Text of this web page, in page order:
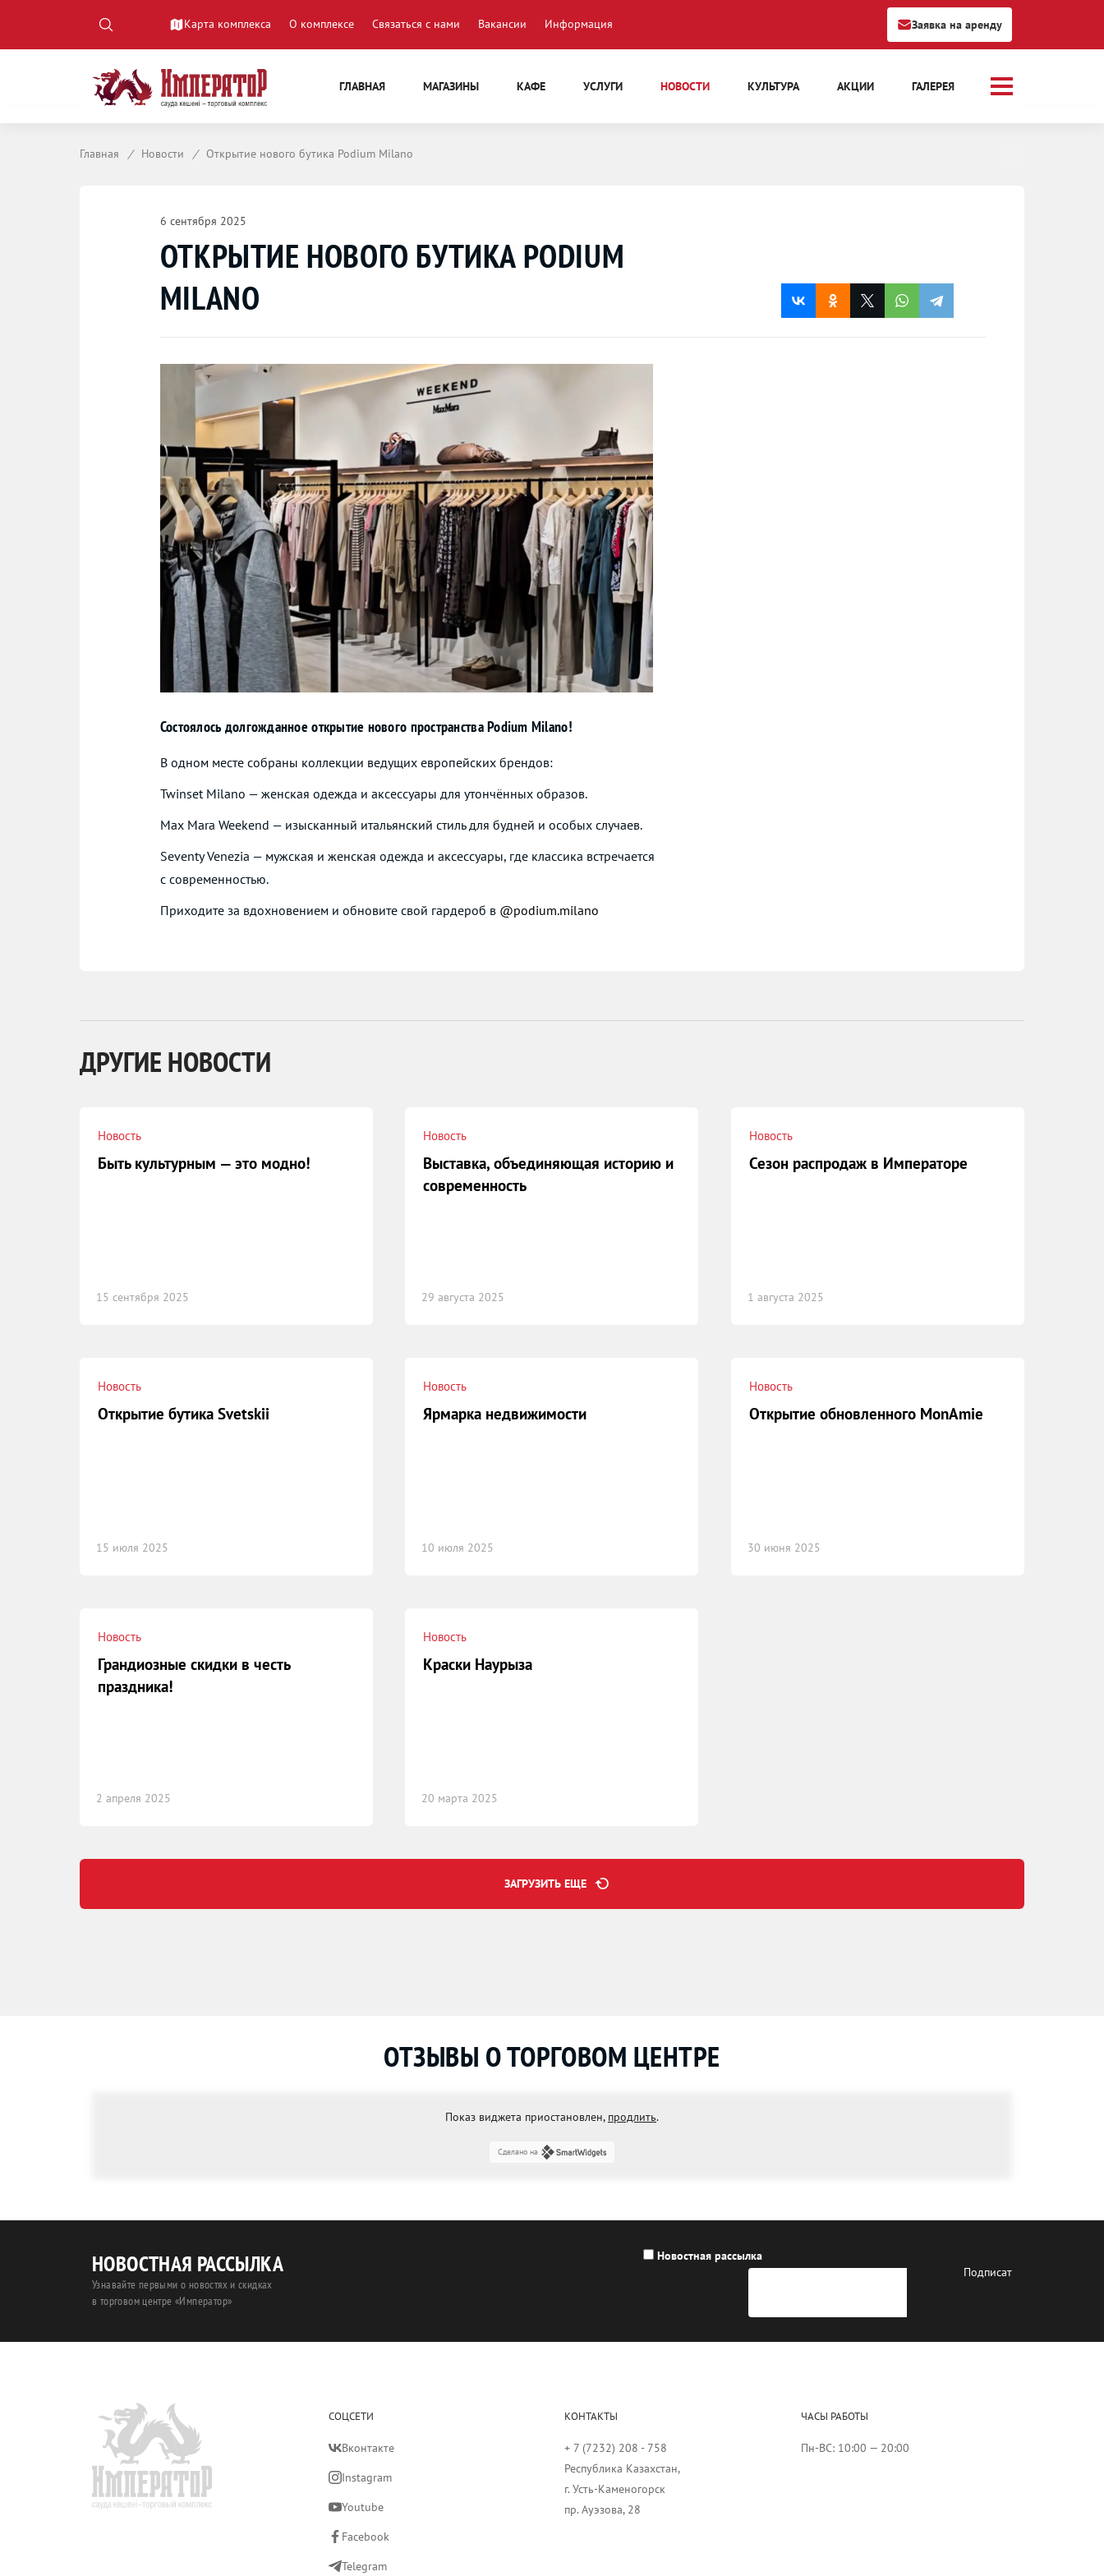
Карта комплекса О комплексе Связаться с нами Вакансии Информация Заявка на аренду
ГЛАВНАЯ МАГАЗИНЫ КАФЕ УСЛУГИ НОВОСТИ КУЛЬТУРА АКЦИИ ГАЛЕРЕЯ
Главная / Новости / Открытие нового бутика Podium Milano
6 сентября 2025
ОТКРЫТИЕ НОВОГО БУТИКА PODIUM
MILANO
Состоялось долгожданное открытие нового пространства Podium Milano!
В одном месте собраны коллекции ведущих европейских брендов:
Twinset Milano — женская одежда и аксессуары для утончённых образов.
Max Mara Weekend — изысканный итальянский стиль для будней и особых случаев.
Seventy Venezia — мужская и женская одежда и аксессуары, где классика встречается
с современностью.
Приходите за вдохновением и обновите свой гардероб в @podium.milano
ДРУГИЕ НОВОСТИ
Новость
Быть культурным — это модно!
15 сентября 2025
Новость
Выставка, объединяющая историю и
современность
29 августа 2025
Новость
Сезон распродаж в Императоре
1 августа 2025
Новость
Открытие бутика Svetskii
15 июля 2025
Новость
Ярмарка недвижимости
10 июля 2025
Новость
Открытие обновленного MonAmie
30 июня 2025
Новость
Грандиозные скидки в честь
праздника!
2 апреля 2025
Новость
Краски Наурыза
20 марта 2025
ЗАГРУЗИТЬ ЕЩЕ
ОТЗЫВЫ О ТОРГОВОМ ЦЕНТРЕ
Показ виджета приостановлен, продлить.
Сделано на
НОВОСТНАЯ РАССЫЛКА
Узнавайте первыми о новостях и скидках
в торговом центре «Император»
Новостная рассылка
ЧАСЫ РАБОТЫ
Пн-ВС: 10:00 — 20:00
КОНТАКТЫ
+ 7 (7232) 208 - 758
Республика Казахстан,
г. Усть-Каменогорск
пр. Ауэзова, 28
СОЦСЕТИ
Вконтакте
Instagram
Youtube
Facebook
Telegram